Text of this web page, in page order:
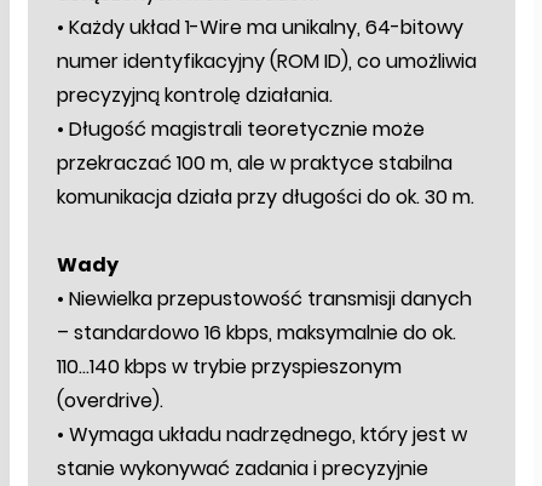
• Każdy układ 1-Wire ma unikalny, 64-bitowy
numer identyfikacyjny (ROM ID), co umożliwia
precyzyjną kontrolę działania.
• Długość magistrali teoretycznie może
przekraczać 100 m, ale w praktyce stabilna
komunikacja działa przy długości do ok. 30 m.
Wady
• Niewielka przepustowość transmisji danych
– standardowo 16 kbps, maksymalnie do ok.
110…140 kbps w trybie przyspieszonym
(overdrive).
• Wymaga układu nadrzędnego, który jest w
stanie wykonywać zadania i precyzyjnie